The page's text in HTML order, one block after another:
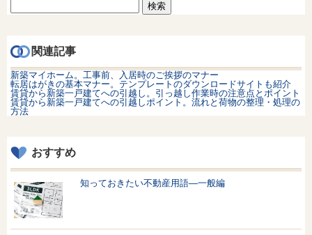
索:
関連記事
新築マイホーム。工事前、入居時のご挨拶のマナー
転居はがきの基本マナー。テンプレートのダウンロードサイトも紹介
賃貸から新築一戸建てへの引越し。引っ越し作業時の注意点とポイント
賃貸から新築一戸建てへの引越しポイント。流れと荷物の整理・処理の
方法
おすすめ
知っておきたい不動産用語—一般編